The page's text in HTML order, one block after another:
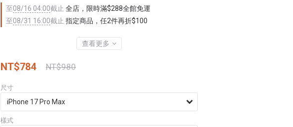
至08/16 04:00截止 全店，限時滿$288全館免運
至08/31 16:00截止 指定商品，任2件再折$100
查看更多
NT$784 NT$980
尺寸
樣式